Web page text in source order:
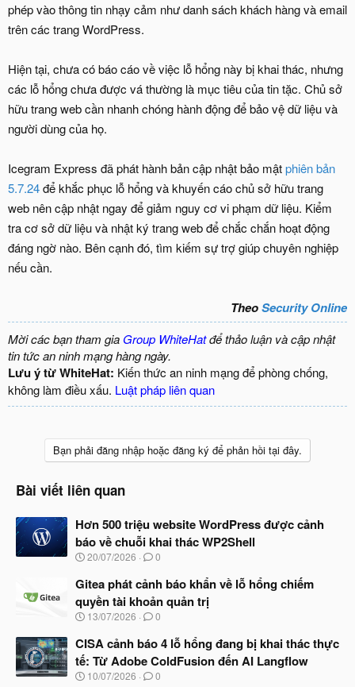
phép vào thông tin nhạy cảm như danh sách khách hàng và email
trên các trang WordPress.
Hiện tại, chưa có báo cáo về việc lỗ hổng này bị khai thác, nhưng
các lỗ hổng chưa được vá thường là mục tiêu của tin tặc. Chủ sở
hữu trang web cần nhanh chóng hành động để bảo vệ dữ liệu và
người dùng của họ.
Icegram Express đã phát hành bản cập nhật bảo mậtphiên bản
5.7.24để khắc phục lỗ hổng và khuyến cáo chủ sở hữu trang
web nên cập nhật ngay để giảm nguy cơ vi phạm dữ liệu. Kiểm
tra cơ sở dữ liệu và nhật ký trang web để chắc chắn hoạt động
đáng ngờ nào. Bên cạnh đó, tìm kiếm sự trợ giúp chuyên nghiệp
nếu cần.
TheoSecurity Online
Mời các bạn tham gia Group WhiteHatđể thảo luận và cập nhật
tin tức an ninh mạng hàng ngày.
Lưu ý từ WhiteHat: Kiến thức an ninh mạng để phòng chống,
không làm điều xấu. Luật pháp liên quan
Bạn phải đăng nhập hoặc đăng ký để phản hồi tại đây.
Bài viết liên quan
Hơn 500 triệu website WordPress được cảnh
báo về chuỗi khai thác WP2Shell
N
à
b
ắ
đ
ầ
u
20/07/2026 0
Gitea phát cảnh báo khẩn về lỗ hổng chiếm
quyền tài khoản quản trị
N
à
b
ắ
13/07/2026 0
CISA cảnh báo 4 lỗ hổng đang bị khai thác thực
tế: Từ Adobe ColdFusion đến AI Langflow
N
10/07/2026 0